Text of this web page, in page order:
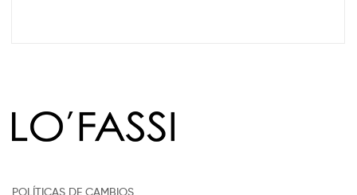
POLÍTICAS DE CAMBIOS